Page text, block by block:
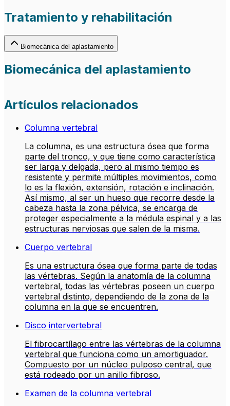
Tratamiento y rehabilitación
Biomecánica del aplastamiento
Biomecánica del aplastamiento
Artículos relacionados
Columna vertebral
La columna, es una estructura ósea que forma
parte del tronco, y que tiene como característica
ser larga y delgada, pero al mismo tiempo es
resistente y permite múltiples movimientos, como
lo es la flexión, extensión, rotación e inclinación.
Así mismo, al ser un hueso que recorre desde la
cabeza hasta la zona pélvica, se encarga de
proteger especialmente a la médula espinal y a las
estructuras nerviosas que salen de la misma.
Cuerpo vertebral
Es una estructura ósea que forma parte de todas
las vértebras. Según la anatomía de la columna
vertebral, todas las vértebras poseen un cuerpo
vertebral distinto, dependiendo de la zona de la
columna en la que se encuentren.
Disco intervertebral
El fibrocartílago entre las vértebras de la columna
vertebral que funciona como un amortiguador.
Compuesto por un núcleo pulposo central, que
está rodeado por un anillo fibroso.
Examen de la columna vertebral